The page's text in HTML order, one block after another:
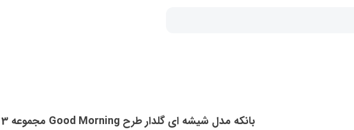
بانکه مدل شیشه ای گلدار طرح Good Morning مجموعه 3 عددی